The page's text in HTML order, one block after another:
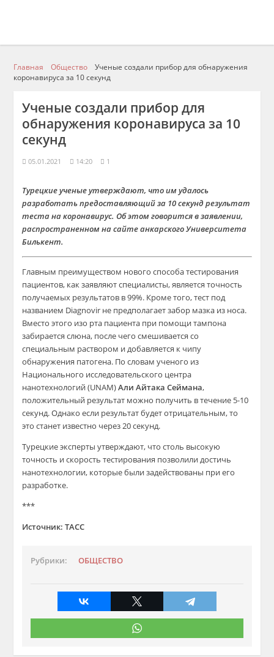
Главная Общество
Ученые создали прибор для обнаружения
коронавируса за 10 секунд
Ученые создали прибор для
обнаружения коронавируса за 10
секунд
05.01.2021 14:20 1
Турецкие ученые утверждают, что им удалось
разработать предоставляющий за 10 секунд результат
теста на коронавирус. Об этом говорится в заявлении,
распространенном на сайте анкарского Университета
Билькент.
Главным преимуществом нового способа тестирования
пациентов, как заявляют специалисты, является точность
получаемых результатов в 99%. Кроме того, тест под
названием Diagnovir не предполагает забор мазка из носа.
Вместо этого изо рта пациента при помощи тампона
забирается слюна, после чего смешивается со
специальным раствором и добавляется к чипу
обнаружения патогена. По словам ученого из
Национального исследовательского центра
нанотехнологий (UNAM)Али Айтака Сеймана,
положительный результат можно получить в течение 5-10
секунд. Однако если результат будет отрицательным, то
это станет известно через 20 секунд.
Турецкие эксперты утверждают, что столь высокую
точность и скорость тестирования позволили достичь
нанотехнологии, которые были задействованы при его
разработке.
***
Источник: ТАСС
Рубрики: ОБЩЕСТВО